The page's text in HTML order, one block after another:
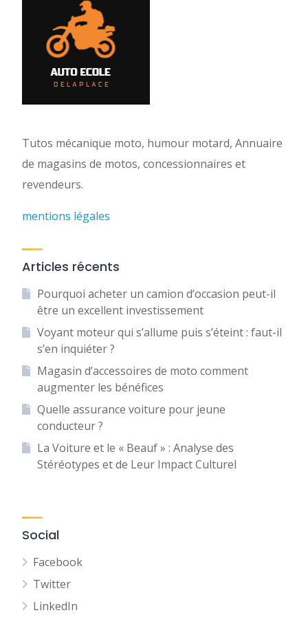
Tutos mécanique moto, humour motard, Annuaire
de magasins de motos, concessionnaires et
revendeurs.
mentions légales
Articles récents
Pourquoi acheter un camion d’occasion peut-il
être un excellent investissement
Voyant moteur qui s’allume puis s’éteint : faut-il
s’en inquiéter ?
Magasin d’accessoires de moto comment
augmenter les bénéfices
Quelle assurance voiture pour jeune
conducteur ?
La Voiture et le « Beauf » : Analyse des
Stéréotypes et de Leur Impact Culturel
Social
Facebook
Twitter
LinkedIn